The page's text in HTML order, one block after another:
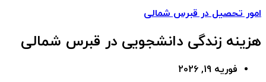
امور تحصیل در قبرس شمالی
هزینه زندگی دانشجویی در قبرس شمالی
فوریه 19, 2026